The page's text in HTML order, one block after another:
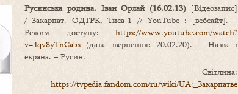
Русинська родина. Іван Орлай (16.02.13) [Відеозапис]
/ Закарпат. ОДТРК, Тиса-1 // YouTube : [вебсайт]. –
Режим доступу: https://www.youtube.com/watch?
v=4qv8yTnCa5s (дата звернення: 20.02.20). – Назва з
екрана. – Русин.
Світлина:
https://tvpedia.fandom.com/ru/wiki/UA:_Закарпатье